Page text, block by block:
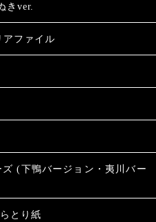
きver.
アファイル
ズ (下鴨バージョン・夷川バー
とり紙